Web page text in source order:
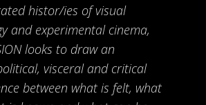
histor/ies of visual
and experimental cinema,
looks to draw an
visceral and critical
between what is felt, what